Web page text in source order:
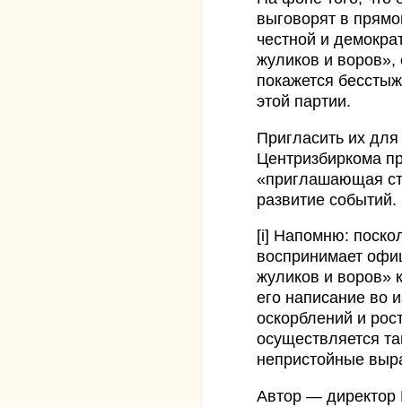
выговорят в
честной и
жуликов и
покажется
этой партии.
Пригласить их для
Центризбиркома
«приглашающая
развитие событий.
[i] Напомню:
воспринимает
жуликов и воров»
его написание во
оскорблений и
осуществляется
непристойные
Автор — директор